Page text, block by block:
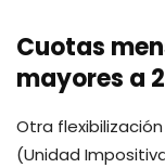
Cuotas
mayores a
Otra
(Unidad